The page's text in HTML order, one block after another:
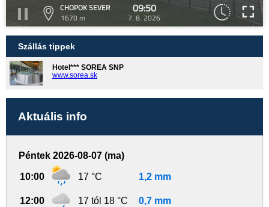
CHOPOK SEVER
1670 m
09:50
7. 8. 2026
Szállás tippek
Hotel*** SOREA SNP
www.sorea.sk
Aktuális info
Péntek 2026-08-07 (ma)
10:00 17 °C 1,2 mm
12:00 17 tól 18 °C 0,7 mm